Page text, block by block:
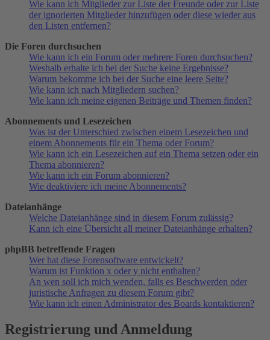
Wie kann ich Mitglieder zur Liste der Freunde oder zur Liste
der ignorierten Mitglieder hinzufügen oder diese wieder aus
den Listen entfernen?
Die Foren durchsuchen
Wie kann ich ein Forum oder mehrere Foren durchsuchen?
Weshalb erhalte ich bei der Suche keine Ergebnisse?
Warum bekomme ich bei der Suche eine leere Seite?
Wie kann ich nach Mitgliedern suchen?
Wie kann ich meine eigenen Beiträge und Themen finden?
Abonnements und Lesezeichen
Was ist der Unterschied zwischen einem Lesezeichen und
einem Abonnements für ein Thema oder Forum?
Wie kann ich ein Lesezeichen auf ein Thema setzen oder ein
Thema abonnieren?
Wie kann ich ein Forum abonnieren?
Wie deaktiviere ich meine Abonnements?
Dateianhänge
Welche Dateianhänge sind in diesem Forum zulässig?
Kann ich eine Übersicht all meiner Dateianhänge erhalten?
phpBB betreffende Fragen
Wer hat diese Forensoftware entwickelt?
Warum ist Funktion x oder y nicht enthalten?
An wen soll ich mich wenden, falls es Beschwerden oder
juristische Anfragen zu diesem Forum gibt?
Wie kann ich einen Administrator des Boards kontaktieren?
Registrierung und Anmeldung